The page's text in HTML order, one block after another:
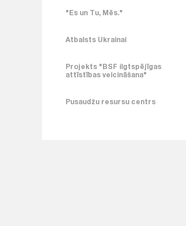
"Es un Tu, Mēs."
Atbalsts Ukrainai
Projekts "BSF ilgtspējīgas
attīstības veicināšana"
Pusaudžu resursu centrs